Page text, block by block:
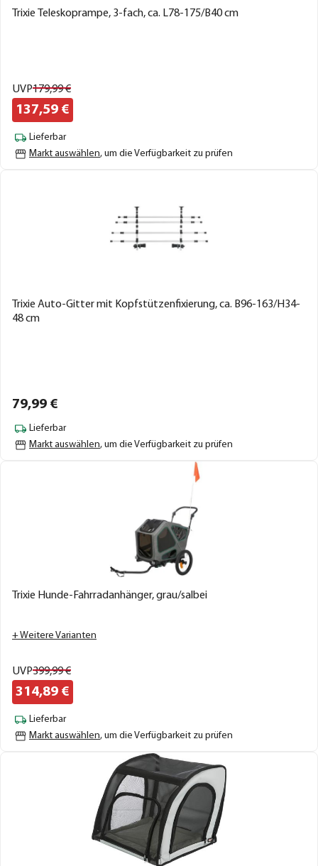
Trixie Teleskoprampe, 3-fach, ca. L78-175/B40 cm
UVP179,99€
137,59 €
Lieferbar
Markt auswählen, um die Verfügbarkeit zu prüfen
Trixie Auto-Gitter mit Kopfstützenfixierung, ca. B96-163/H34-
48 cm
79,99 €
Lieferbar
Markt auswählen, um die Verfügbarkeit zu prüfen
Trixie Hunde-Fahrradanhänger, grau/salbei
+ Weitere Varianten
UVP399,99€
314,89 €
Lieferbar
Markt auswählen, um die Verfügbarkeit zu prüfen